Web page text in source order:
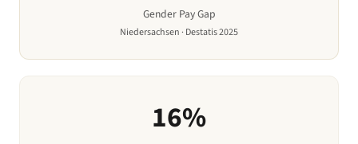
Gender Pay Gap
Niedersachsen · Destatis 2025
16%